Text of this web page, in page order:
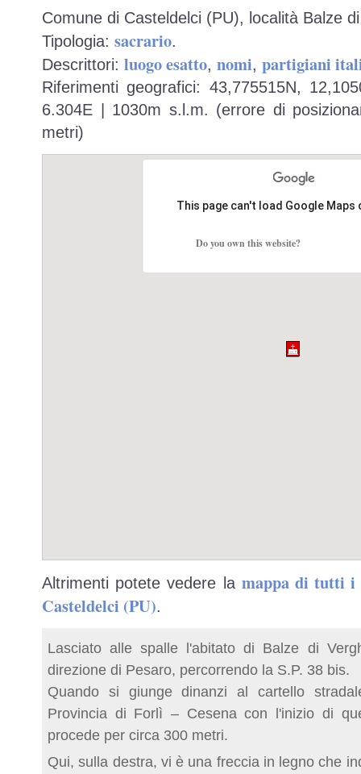
Comune di Casteldelci (PU), località Balze
Tipologia: sacrario.
Descrittori: luogo esatto, nomi, partigiani
Riferimenti geografici: 43,775515N,
6.304E | 1030m s.l.m. (errore di
metri)
This page can't load Google
Do you own this website?
Altrimenti potete vedere la mappa di tutti i
Casteldelci (PU).
Lasciato alle spalle l'abitato di Balze di
direzione di Pesaro, percorrendo la S.P. 38 bis.
Quando si giunge dinanzi al cartello
Provincia di Forlì – Cesena con l'inizio di
procede per circa 300 metri.
Qui, sulla destra, vi è una freccia in legno che